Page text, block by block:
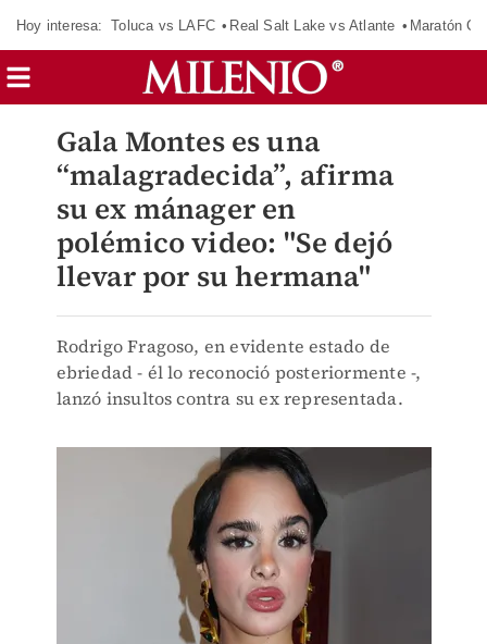
Hoy interesa: Toluca vs LAFC Real Salt Lake vs Atlante Maratón
Gala Montes es una
“malagradecida”, afirma
su ex mánager en
polémico video: "Se dejó
llevar por su hermana"
Rodrigo Fragoso, en evidente estado de
ebriedad - él lo reconoció posteriormente -,
lanzó insultos contra su ex representada.